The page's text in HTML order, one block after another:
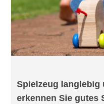
Spielzeug
erkennen Sie gutes